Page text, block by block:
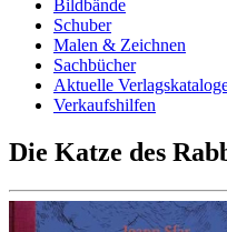
Bildbände
Schuber
Malen & Zeichnen
Sachbücher
Aktuelle
Verkaufshilfen
Die Katze des